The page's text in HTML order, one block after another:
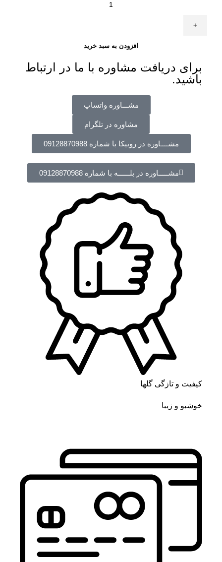
افزودن به سبد خرید
برای دریافت مشاوره با ما در ارتباط
باشید.
مشـــاوره واتساپ
مشاوره در تلگرام
مشــــاوره در روبیکا با شماره 09128870988
مشـــــاوره در بلــــــه با شماره 09128870988
کیفیت و تازگی گلها
خوشبو و زیبا